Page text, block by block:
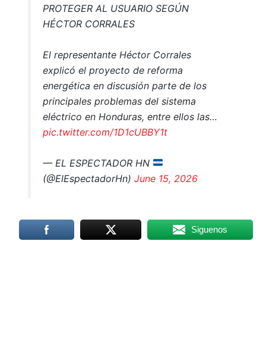
PROTEGER AL USUARIO SEGÚN
HÉCTOR CORRALES
El representante Héctor Corrales
explicó el proyecto de reforma
energética en discusión parte de los
principales problemas del sistema
eléctrico en Honduras, entre ellos las…
pic.twitter.com/1D1cUBBY1t
— EL ESPECTADOR HN
(@ElEspectadorHn) June 15, 2026
Siguenos